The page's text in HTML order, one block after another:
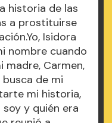
historia de las
a prostituirse
Isidora
nombre cuando
madre, Carmen,
busca de mi
mi historia,
soy y quién era